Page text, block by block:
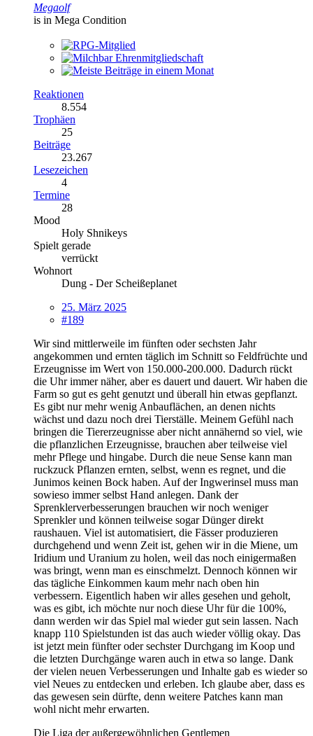
Megaolf
is in Mega Condition
Reaktionen
8.554
Trophäen
25
Beiträge
23.267
Lesezeichen
4
Termine
28
Mood
Holy Shnikeys
Spielt gerade
verrückt
Wohnort
Dung - Der Scheißeplanet
25. März 2025
#189
Wir sind mittlerweile im fünften oder sechsten Jahr
angekommen und ernten täglich im Schnitt so Feldfrüchte und
Erzeugnisse im Wert von 150.000-200.000. Dadurch rückt
die Uhr immer näher, aber es dauert und dauert. Wir haben die
Farm so gut es geht genutzt und überall hin etwas gepflanzt.
Es gibt nur mehr wenig Anbauflächen, an denen nichts
wächst und dazu noch drei Tierställe. Meinem Gefühl nach
bringen die Tiererzeugnisse aber nicht annähernd so viel, wie
die pflanzlichen Erzeugnisse, brauchen aber teilweise viel
mehr Pflege und hingabe. Durch die neue Sense kann man
ruckzuck Pflanzen ernten, selbst, wenn es regnet, und die
Junimos keinen Bock haben. Auf der Ingwerinsel muss man
sowieso immer selbst Hand anlegen. Dank der
Sprenklerverbesserungen brauchen wir noch weniger
Sprenkler und können teilweise sogar Dünger direkt
raushauen. Viel ist automatisiert, die Fässer produzieren
durchgehend und wenn Zeit ist, gehen wir in die Miene, um
Iridium und Uranium zu holen, weil das noch einigermaßen
was bringt, wenn man es einschmelzt. Dennoch können wir
das tägliche Einkommen kaum mehr nach oben hin
verbessern. Eigentlich haben wir alles gesehen und geholt,
was es gibt, ich möchte nur noch diese Uhr für die 100%,
dann werden wir das Spiel mal wieder gut sein lassen. Nach
knapp 110 Spielstunden ist das auch wieder völlig okay. Das
ist jetzt mein fünfter oder sechster Durchgang im Koop und
die letzten Durchgänge waren auch in etwa so lange. Dank
der vielen neuen Verbesserungen und Inhalte gab es wieder so
viel Neues zu entdecken und erleben. Ich glaube aber, dass es
das gewesen sein dürfte, denn weitere Patches kann man
wohl nicht mehr erwarten.
Die Liga der außergewöhnlichen Gentlemen